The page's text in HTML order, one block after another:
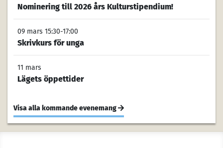
Nominering till 2026 års Kulturstipendium!
09 mars 15:30-17:00
Skrivkurs för unga
11 mars
Lägets öppettider
Visa alla kommande evenemang